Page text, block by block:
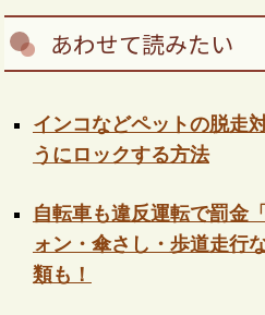
あわせて読みたい
インコなどペットの脱走
うにロックする方法
自転車も違反運転で罰金
ォン・傘さし・歩道走行
類も！